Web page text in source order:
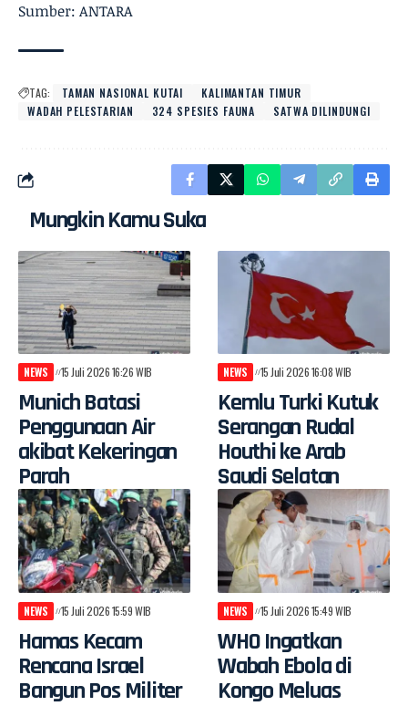
Sumber: ANTARA
TAG: TAMAN NASIONAL KUTAI
KALIMANTAN TIMUR
WADAH PELESTARIAN
324 SPESIES FAUNA SATWA DILINDUNGI
Mungkin Kamu Suka
NEWS 15 Juli 2026 16:26 WIB
Munich Batasi
Penggunaan Air
akibat Kekeringan
Parah
NEWS 15 Juli 2026 16:08 WIB
Kemlu Turki Kutuk
Serangan Rudal
Houthi ke Arab
Saudi Selatan
NEWS 15 Juli 2026 15:59 WIB
Hamas Kecam
Rencana Israel
Bangun Pos Militer
NEWS 15 Juli 2026 15:49 WIB
WHO Ingatkan
Wabah Ebola di
Kongo Meluas